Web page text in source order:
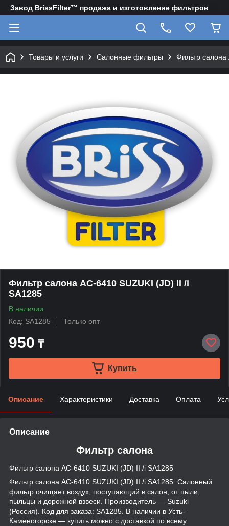
Завод BrissFilter™ продажа и изготовление фильтров
Товары и услуги Салонные фильтры Фильтр
Фильтр салона AС-6410 SUZUKI (JD) II /i
SA1285
В наличии
Код: SA1285
Только опт
950 ₸
Купить
Описание Характеристики Доставка Оплата
Описание
Фильтр салона
Фильтр салона AС-6410 SUZUKI (JD) II /i SA1285
Фильтр салона AС-6410 SUZUKI (JD) II /i SA1285. Салонный
фильтр очищает воздух, поступающий в салон, от пыли,
пыльцы и дорожной взвеси. Производитель — Suzuki
(Россия). Код для заказа: SA1285. В наличии в Усть-
Каменогорске — купить можно с доставкой по всему